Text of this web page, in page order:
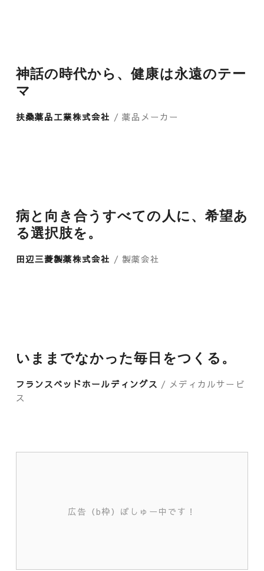
神話の時代から、健康は永遠のテー
マ
扶桑薬品工業株式会社 / 薬品メーカー
病と向き合うすべての人に、希望あ
る選択肢を。
田辺三菱製薬株式会社 / 製薬会社
いままでなかった毎日をつくる。
フランスベッドホールディングス / メディカルサービ
ス
広告（b枠）ぼしゅー中です！